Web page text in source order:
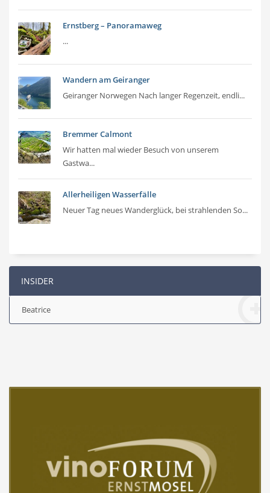
Ernstberg – Panoramaweg
...
Wandern am Geiranger
Geiranger Norwegen Nach langer Regenzeit, endli...
Bremmer Calmont
Wir hatten mal wieder Besuch von unserem
Gastwa...
Allerheiligen Wasserfälle
Neuer Tag neues Wanderglück, bei strahlenden So...
INSIDER
Beatrice